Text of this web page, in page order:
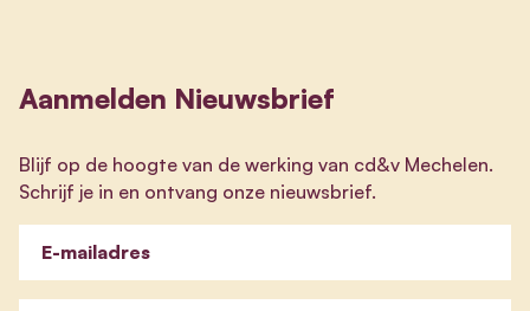
Aanmelden Nieuwsbrief
Blijf op de hoogte van de werking van cd&v Mechelen.
Schrijf je in en ontvang onze nieuwsbrief.
E-mailadres